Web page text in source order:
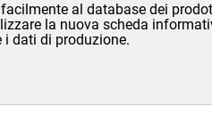
al database dei
la nuova scheda
i dati di produzione.